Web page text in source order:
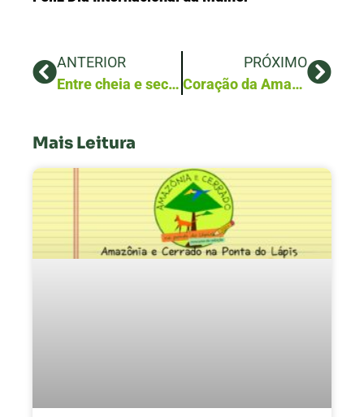
ANTERIOR
Entre cheia e seca, a Amazônia circunstancial
PRÓXIMO
Coração da Amazônia tem cidade vibrante com história apaixonante e natureza intocada
Mais Leitura